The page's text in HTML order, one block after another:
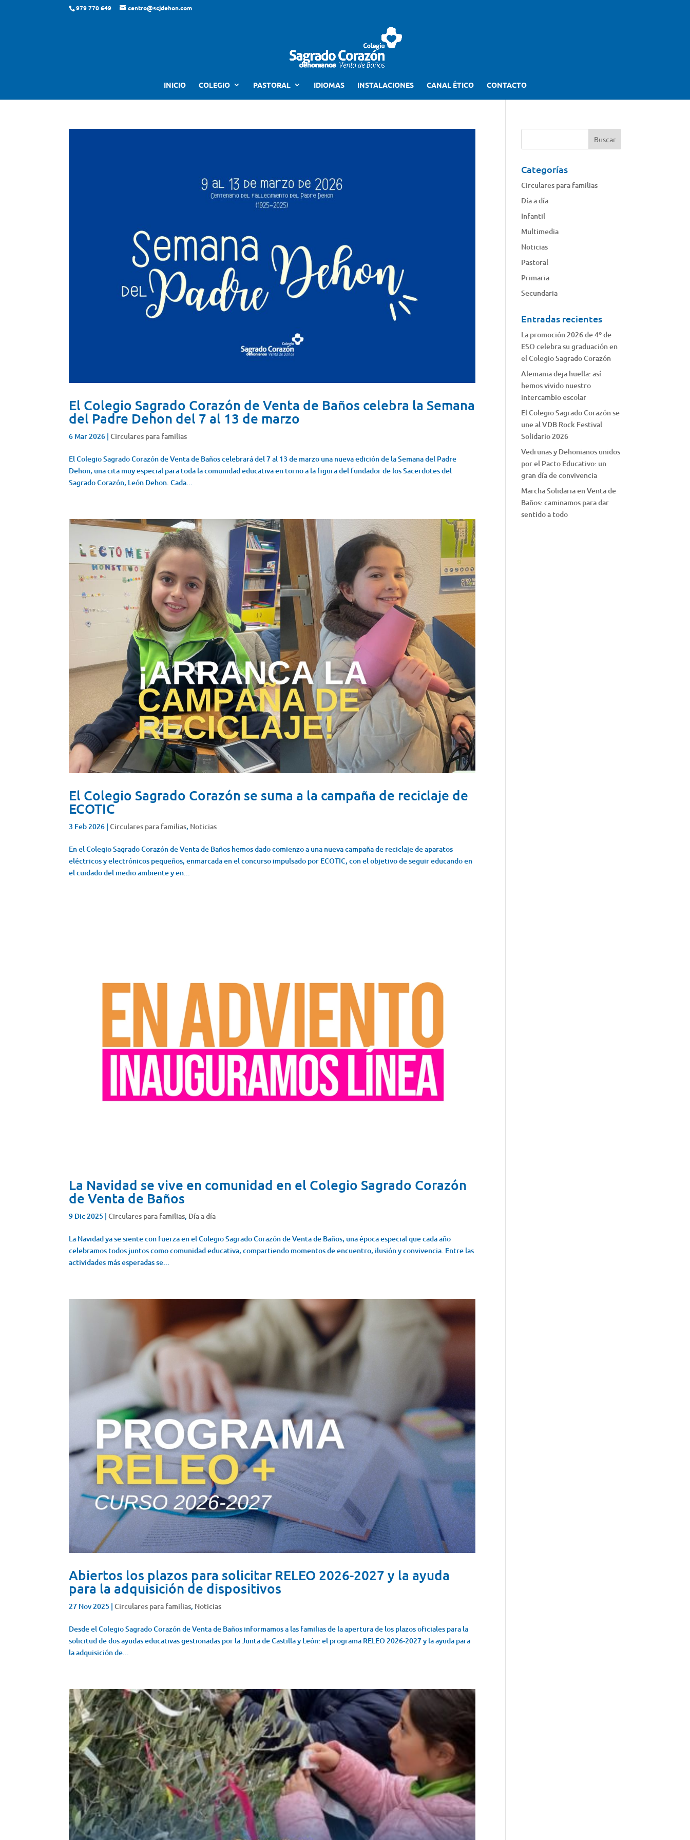
979 770 649 centro@scjdehon.com
INICIO COLEGIO PASTORAL IDIOMAS INSTALACIONES CANAL ÉTICO CONTACTO
El Colegio Sagrado Corazón de Venta de Baños celebra la Semana
del Padre Dehon del 7 al 13 de marzo
6 Mar 2026 |Circulares para familias
El Colegio Sagrado Corazón de Venta de Baños celebrará del 7 al 13 de marzo una nueva edición de la Semana del Padre
Dehon, una cita muy especial para toda la comunidad educativa en torno a la figura del fundador de los Sacerdotes del
Sagrado Corazón, León Dehon. Cada...
El Colegio Sagrado Corazón se suma a la campaña de reciclaje de
ECOTIC
3 Feb 2026 |Circulares para familias, Noticias
En el Colegio Sagrado Corazón de Venta de Baños hemos dado comienzo a una nueva campaña de reciclaje de aparatos
eléctricos y electrónicos pequeños, enmarcada en el concurso impulsado por ECOTIC, con el objetivo de seguir educando en
el cuidado del medio ambiente y en...
La Navidad se vive en comunidad en el Colegio Sagrado Corazón
de Venta de Baños
9 Dic 2025 |Circulares para familias, Día a día
La Navidad ya se siente con fuerza en el Colegio Sagrado Corazón de Venta de Baños, una época especial que cada año
celebramos todos juntos como comunidad educativa, compartiendo momentos de encuentro, ilusión y convivencia. Entre las
actividades más esperadas se...
Abiertos los plazos para solicitar RELEO 2026-2027 y la ayuda
para la adquisición de dispositivos
27 Nov 2025 |Circulares para familias, Noticias
Desde el Colegio Sagrado Corazón de Venta de Baños informamos a las familias de la apertura de los plazos oficiales para la
solicitud de dos ayudas educativas gestionadas por la Junta de Castilla y León: el programa RELEO 2026-2027 y la ayuda para
la adquisición de...
Categorías
Circulares para familias
Día a día
Infantil
Multimedia
Noticias
Pastoral
Primaria
Secundaria
Entradas recientes
La promoción 2026 de 4º de
ESO celebra su graduación en
el Colegio Sagrado Corazón
Alemania deja huella: así
hemos vivido nuestro
intercambio escolar
El Colegio Sagrado Corazón se
une al VDB Rock Festival
Solidario 2026
Vedrunas y Dehonianos unidos
por el Pacto Educativo: un
gran día de convivencia
Marcha Solidaria en Venta de
Baños: caminamos para dar
sentido a todo